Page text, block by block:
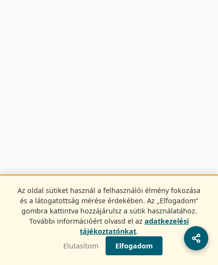
Az oldal sütiket használ a felhasználói élmény fokozása
és a látogatottság mérése érdekében. Az „Elfogadom”
gombra kattintva hozzájárulsz a sütik használatához.
További információért olvasd el az adatkezelési
tájékoztatónkat.
Elutasítom
Elfogadom